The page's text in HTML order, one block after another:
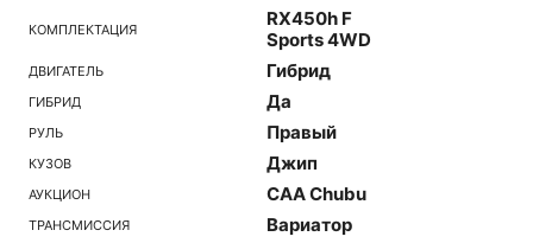
КОМПЛЕКТАЦИЯ
RX450h F
Sports 4WD
ДВИГАТЕЛЬ Гибрид
ГИБРИД Да
РУЛЬ Правый
КУЗОВ Джип
АУКЦИОН CAA Chubu
ТРАНСМИССИЯ Вариатор